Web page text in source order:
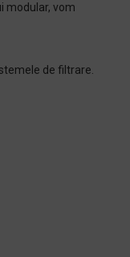
modular, vom
de filtrare.